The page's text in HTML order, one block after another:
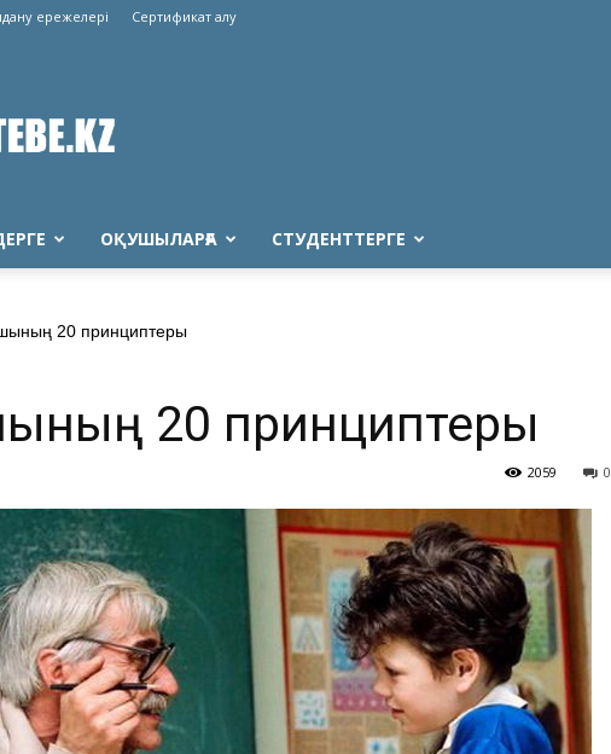
ережелері Сертификат алу
ОҚУШЫЛАРҒА СТУДЕНТТЕРГЕ
20 принциптеры
20 принциптеры
0
2059